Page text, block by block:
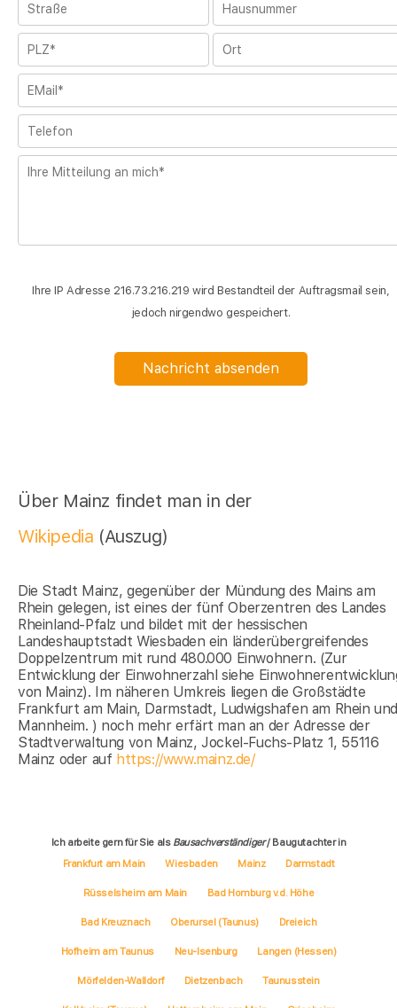
Ihre IP Adresse 216.73.216.219 wird Bestandteil der Auftragsmail sein,
jedoch nirgendwo gespeichert.
Nachricht absenden
Über Mainz findet man in der
Wikipedia (Auszug)
Die Stadt Mainz, gegenüber der Mündung des Mains am
Rhein gelegen, ist eines der fünf Oberzentren des Landes
Rheinland-Pfalz und bildet mit der hessischen
Landeshauptstadt Wiesbaden ein länderübergreifendes
Doppelzentrum mit rund 480.000 Einwohnern. (Zur
Entwicklung der Einwohnerzahl siehe
von Mainz). Im näheren Umkreis liegen die Großstädte
Frankfurt am Main, Darmstadt, Ludwigshafen am Rhein
Mannheim. ) noch mehr erfärt man an der Adresse der
Stadtverwaltung von Mainz, Jockel-Fuchs-Platz 1, 55116
Mainz oder auf https://www.mainz.de/
Ich arbeite gern für Sie als Bausachverständiger/ Baugutachter in
Frankfurt am Main
Wiesbaden Mainz Darmstadt
Rüsselsheim am Main Bad Homburg v.d. Höhe
Bad Kreuznach Oberursel (Taunus) Dreieich
Hofheim am Taunus Neu-Isenburg Langen (Hessen)
Mörfelden-Walldorf Dietzenbach Taunusstein